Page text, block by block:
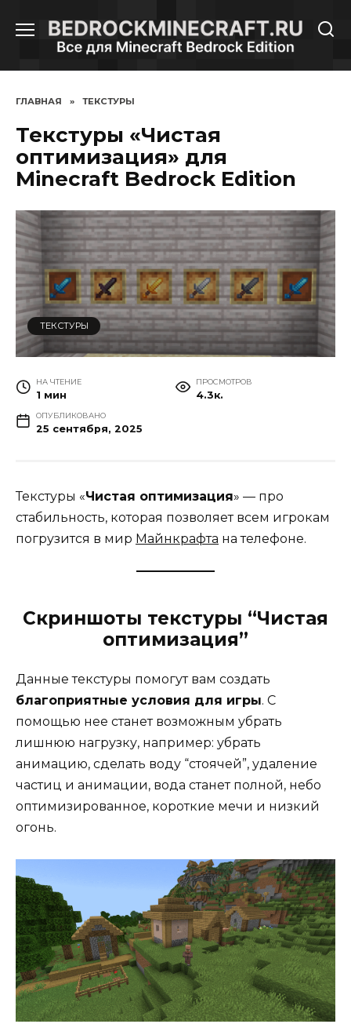
содержанию
ГЛАВНАЯ » ТЕКСТУРЫ
Текстуры «Чистая
оптимизация» для
Minecraft Bedrock Edition
ТЕКСТУРЫ
НА ЧТЕНИЕ
1 мин
ПРОСМОТРОВ
4.3к.
ОПУБЛИКОВАНО
25 сентября, 2025
Текстуры «Чистая оптимизация» — про
стабильность, которая позволяет всем игрокам
погрузится в мир Майнкрафта на телефоне.
Скриншоты текстуры “Чистая
оптимизация”
Данные текстуры помогут вам создать
благоприятные условия для игры. С
помощью нее станет возможным убрать
лишнюю нагрузку, например: убрать
анимацию, сделать воду “стоячей”, удаление
частиц и анимации, вода станет полной, небо
оптимизированное, короткие мечи и низкий
огонь.